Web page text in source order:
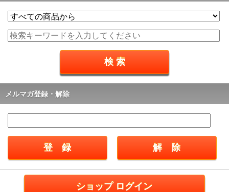
メルマガ登録・解除
ショップ ログイン